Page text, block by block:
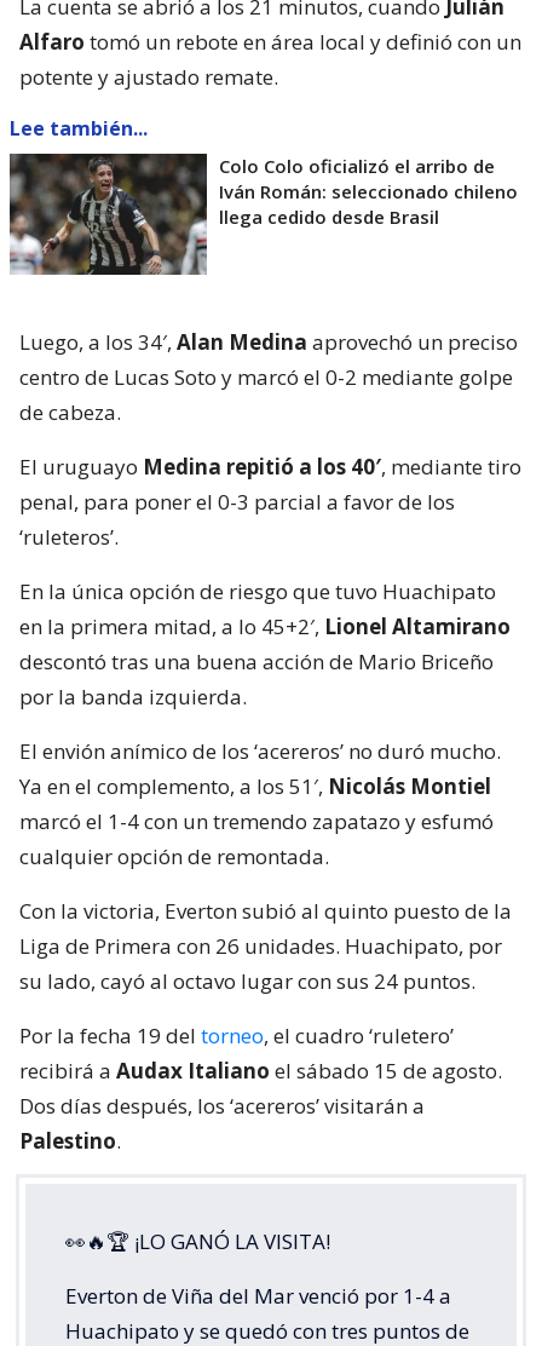
La cuenta se abrió a los 21 minutos, cuando Julián
Alfaro tomó un rebote en área local y definió con un
potente y ajustado remate.
Lee también...
Colo Colo oficializó el arribo de
Iván Román: seleccionado chileno
llega cedido desde Brasil
Luego, a los 34′, Alan Medina aprovechó un preciso
centro de Lucas Soto y marcó el 0-2 mediante golpe
de cabeza.
El uruguayo Medina repitió a los 40′, mediante tiro
penal, para poner el 0-3 parcial a favor de los
‘ruleteros’.
En la única opción de riesgo que tuvo Huachipato
en la primera mitad, a lo 45+2′, Lionel Altamirano
descontó tras una buena acción de Mario Briceño
por la banda izquierda.
El envión anímico de los ‘acereros’ no duró mucho.
Ya en el complemento, a los 51′, Nicolás Montiel
marcó el 1-4 con un tremendo zapatazo y esfumó
cualquier opción de remontada.
Con la victoria, Everton subió al quinto puesto de la
Liga de Primera con 26 unidades. Huachipato, por
su lado, cayó al octavo lugar con sus 24 puntos.
Por la fecha 19 del torneo, el cuadro ‘ruletero’
recibirá a Audax Italiano el sábado 15 de agosto.
Dos días después, los ‘acereros’ visitarán a
Palestino.
👀🔥🏆 ¡LO GANÓ LA VISITA!
Everton de Viña del Mar venció por 1-4 a
Huachipato y se quedó con tres puntos de